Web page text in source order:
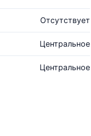
Отсутствует
Центральное
Центральное